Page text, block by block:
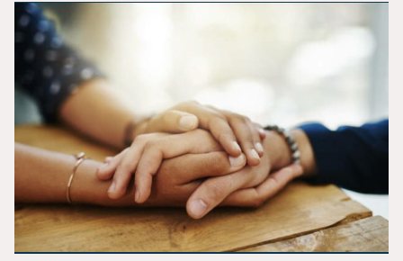
Je bent expert in jouw vakgebied. Je weet precies wat
je wil zeggen. Toch verlaat je het podium met het
gevoel dat je boodschap niet is geland. Herkenbaar?
Het probleem zit zelden in de inhoud, het zit in de
volgorde. De kloof tussen expert en leek Een
schaakgrootmeester ziet een stelling in seconden. Een
beginner […]
Lees verder